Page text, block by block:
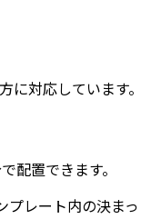
に対応しています。
配置できます。
プレート内の決まっ